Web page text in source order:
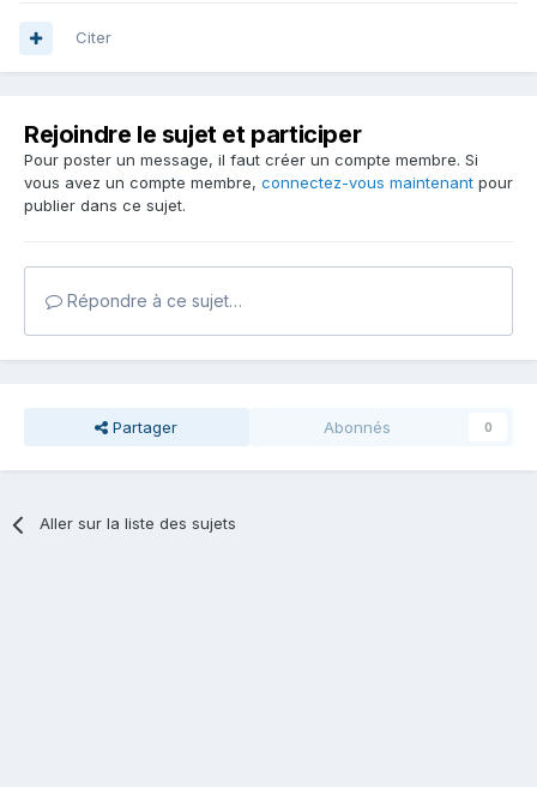
Citer
Rejoindre le sujet et participer
Pour poster un message, il faut créer un compte membre. Si
vous avez un compte membre, connectez-vous maintenant pour
publier dans ce sujet.
Répondre à ce sujet…
Partager Abonnés 0
Aller sur la liste des sujets